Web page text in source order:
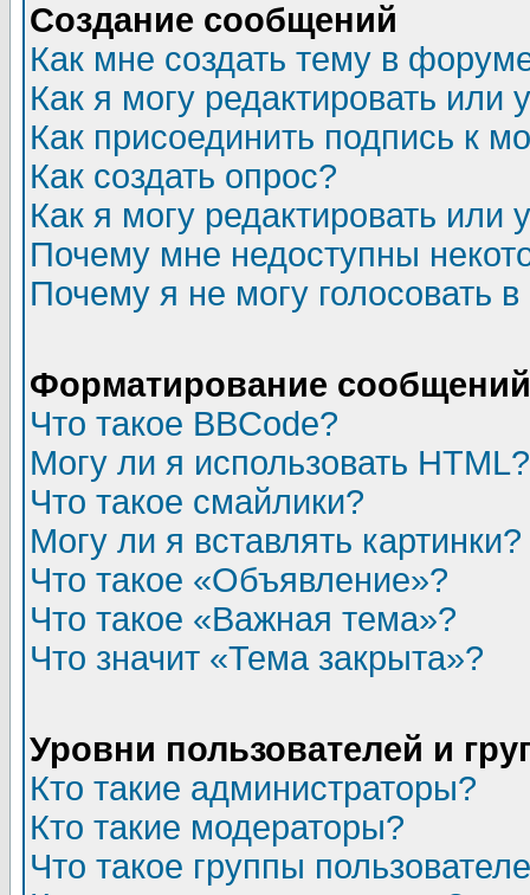
Создание сообщений
Как мне создать тему в
Как я могу редактировать или
Как присоединить подпись к
Как создать опрос?
Как я могу редактировать или
Почему мне недоступны
Почему я не могу голосовать
Форматирование
Что такое BBCode?
Могу ли я использовать HTML?
Что такое смайлики?
Могу ли я вставлять картинки?
Что такое «Объявление»?
Что такое «Важная тема»?
Что значит «Тема закрыта»?
Уровни пользователей и
Кто такие администраторы?
Кто такие модераторы?
Что такое группы